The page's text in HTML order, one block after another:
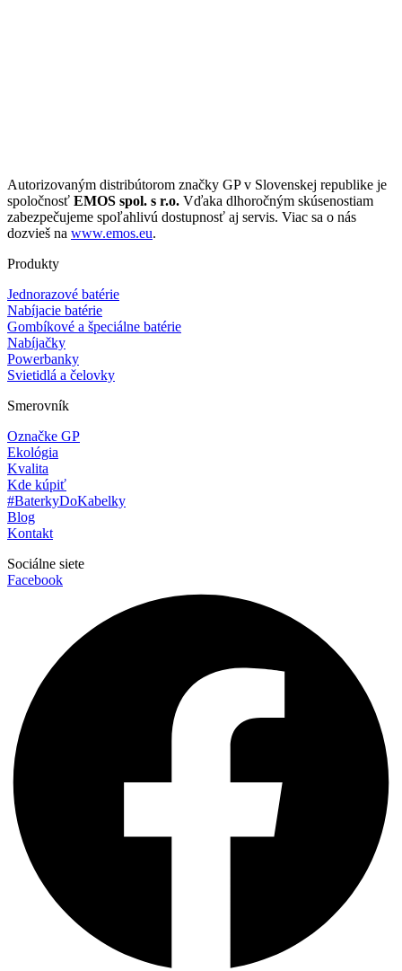
Autorizovaným distribútorom značky GP v Slovenskej republike je
spoločnosť EMOS spol. s r.o. Vďaka dlhoročným skúsenostiam
zabezpečujeme spoľahlivú dostupnosť aj servis. Viac sa o nás
dozvieš na www.emos.eu.
Produkty
Jednorazové batérie
Nabíjacie batérie
Gombíkové a špeciálne batérie
Nabíjačky
Powerbanky
Svietidlá a čelovky
Smerovník
Označke GP
Ekológia
Kvalita
Kde kúpiť
#BaterkyDoKabelky
Blog
Kontakt
Sociálne siete
Facebook